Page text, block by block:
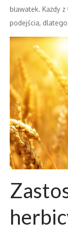
bławatek. Każdy
podejścia,